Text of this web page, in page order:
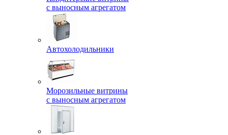
с выносным агрегатом
Автохолодильники
Морозильные витрины
с выносным агрегатом